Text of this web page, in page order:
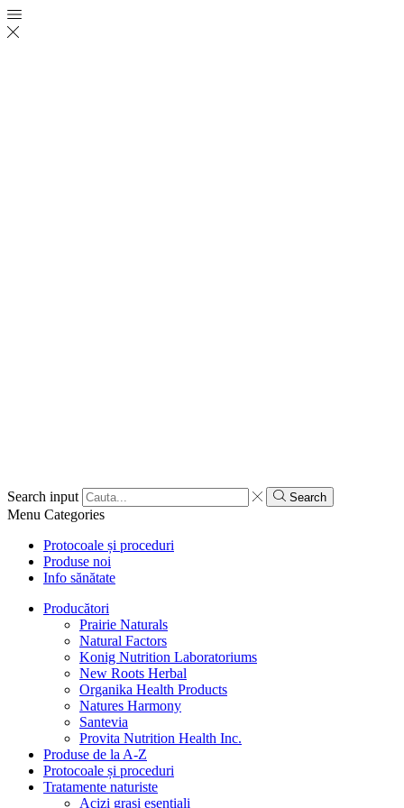
Search input Search
Menu Categories
Protocoale și proceduri
Produse noi
Info sănătate
Producători
Prairie Naturals
Natural Factors
Konig Nutrition Laboratoriums
New Roots Herbal
Organika Health Products
Natures Harmony
Santevia
Provita Nutrition Health Inc.
Produse de la A-Z
Protocoale și proceduri
Tratamente naturiste
Acizi grași esențiali